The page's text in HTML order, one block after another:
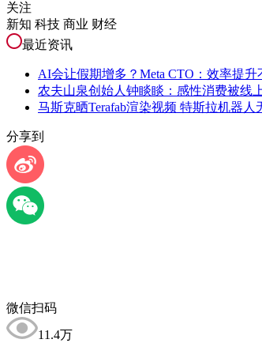
关注
新知 科技 商业 财经
最近资讯
AI会让假期增多？Meta CTO：效率提
农夫山泉创始人钟睒睒：感性消费被线
马斯克晒Terafab渲染视频 特斯拉机器
分享到
微信扫码
11.4万